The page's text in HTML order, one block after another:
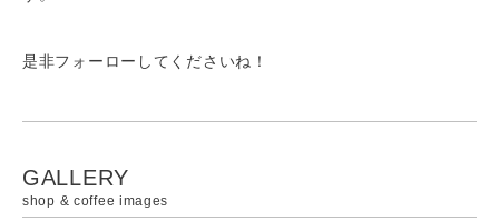
是非フォーローしてくださいね！
GALLERY
shop & coffee images